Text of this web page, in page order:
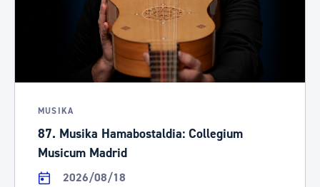
MUSIKA
87. Musika Hamabostaldia: Collegium
Musicum Madrid
2026/08/18